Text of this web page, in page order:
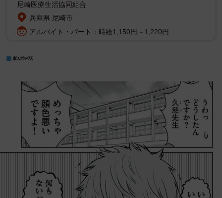
尼崎医療生活協同組合
兵庫県 尼崎市
アルバイト・パート：時給1,150円～1,220円